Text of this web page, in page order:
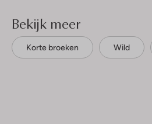
Bekijk meer
Korte broeken Wild